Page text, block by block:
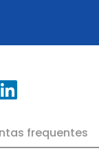
frequentes